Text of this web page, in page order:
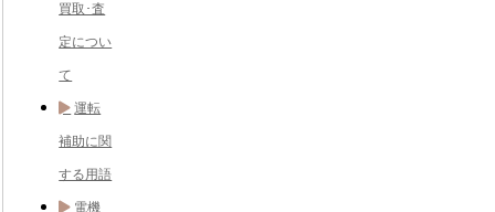
買取･査
定につい
て
運転
補助に関
する用語
電機